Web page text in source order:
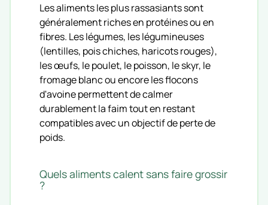
Les aliments les plus rassasiants sont
généralement riches en protéines ou en
fibres. Les légumes, les légumineuses
(lentilles, pois chiches, haricots rouges),
les œufs, le poulet, le poisson, le skyr, le
fromage blanc ou encore les flocons
d'avoine permettent de calmer
durablement la faim tout en restant
compatibles avec un objectif de perte de
poids.
Quels aliments calent sans faire grossir
?